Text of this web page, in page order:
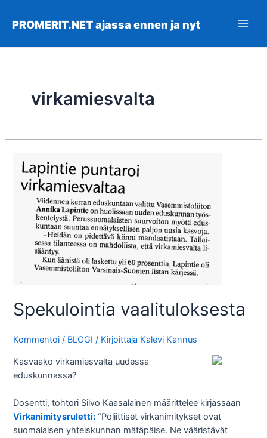
sisältöön
PROMERIT.NET ajassa ennen ja nyt
virkamiesvalta
Spekulointia vaalituloksesta
Kommentoi / BLOGI / Kirjoittaja Kalevi Kannus
Kasvaako virkamiesvalta uudessa
eduskunnassa?
Dosentti, tohtori Silvo Kaasalainen määrittelee kirjassaan
Virkanimitysruletti: “Poliittiset virkanimitykset ovat
suomalaisen yhteiskunnan mätäpäise. Ne vääristävät